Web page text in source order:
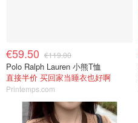
€59.50 €119.00
Polo Ralph Lauren 小熊T恤
直接半价 买回家当睡衣也好啊
Printemps.com